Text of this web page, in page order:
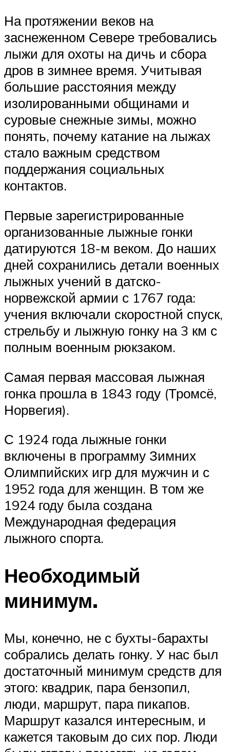
На протяжении веков на
заснеженном Севере требовались
лыжи для охоты на дичь и сбора
дров в зимнее время. Учитывая
большие расстояния между
изолированными общинами и
суровые снежные зимы, можно
понять, почему катание на лыжах
стало важным средством
поддержания социальных
контактов.
Первые зарегистрированные
организованные лыжные гонки
датируются 18-м веком. До наших
дней сохранились детали военных
лыжных учений в датско-
норвежской армии с 1767 года:
учения включали скоростной спуск,
стрельбу и лыжную гонку на 3 км с
полным военным рюкзаком.
Самая первая массовая лыжная
гонка прошла в 1843 году (Тромсё,
Норвегия).
С 1924 года лыжные гонки
включены в программу Зимних
Олимпийских игр для мужчин и с
1952 года для женщин. В том же
1924 году была создана
Международная федерация
лыжного спорта.
Необходимый
минимум.
Мы, конечно, не с бухты-барахты
собрались делать гонку. У нас был
достаточный минимум средств для
этого: квадрик, пара бензопил,
люди, маршрут, пара пикапов.
Маршрут казался интересным, и
кажется таковым до сих пор. Люди